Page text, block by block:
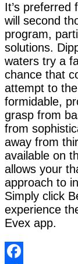
It’s preferred
will second
program,
solutions.
waters try a
chance that
attempt to
formidable,
grasp from
from
away from
available on
allows your
approach to
Simply click
experience
Evex app.